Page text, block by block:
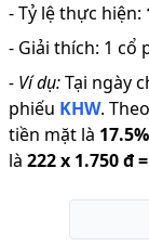
-Tỷ lệ thực hiện:
- Giải thích: 1 cổ
- Ví dụ:Tại ngày
phiếu KHW.
tiền mặt là 17.5%
là 222x 1.750 đ=